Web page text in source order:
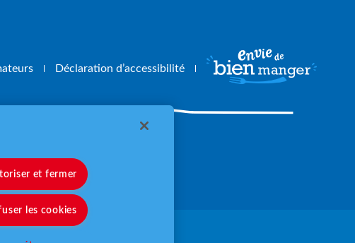
Déclaration d’accessibilité
et fermer
les cookies